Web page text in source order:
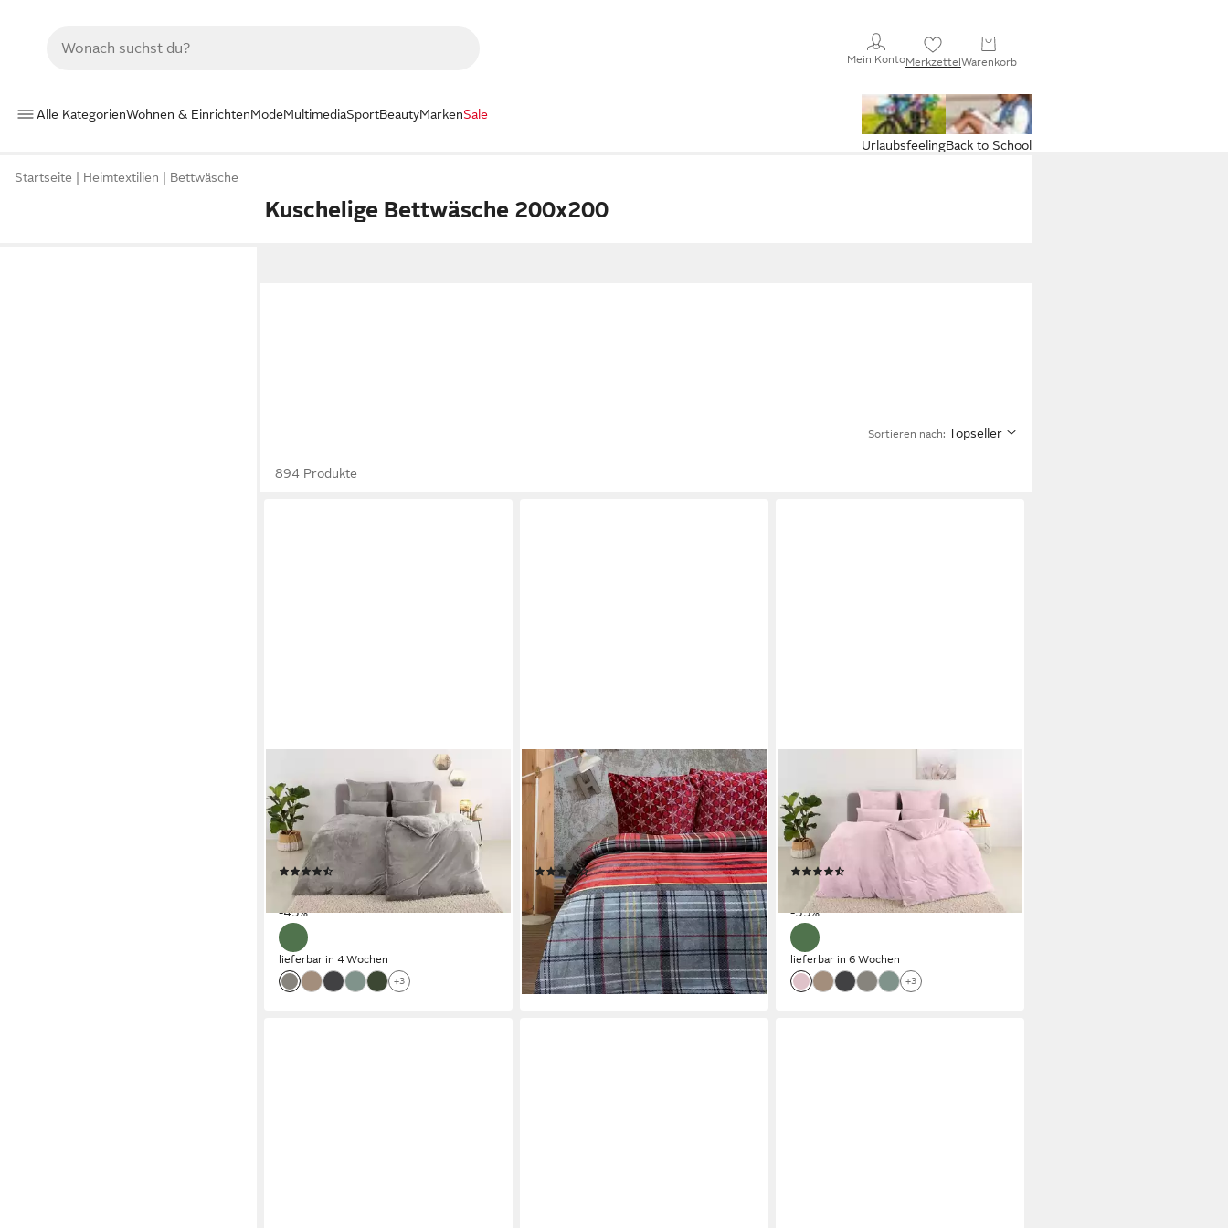
Mein KontoMerkzettelWarenkorb
Alle KategorienWohnen & EinrichtenModeMultimediaSportBeautyMarkenSale
Back to School
Urlaubsfeeling
Startseite Heimtextilien Bettwäsche
Kuschelige Bettwäsche 200x200
Sortieren nach: Topseller
894 Produkte
Bettwäsche Desner3, Microfaser, 2
teilig, Bettwäsche mit
Reißverschluss, Cashmere-Touch,
kuschelig & weich
ab 16,99 € UVP31,00 €
-45%
lieferbar in 4 Wochen
+3
BUYMAX
Bettwäsche Teddy Plüsch Bettezug-
Set, Fleece, 3 teilig, 200x200 cm,
Winter, flauschig, warm, gestreift,
kariert, Rot
(24)
ab 38,90 € UVP48,90 €
-20%
lieferbar - in 2-3 Werktagen bei dir
Bettwäsche Desner3, Microfaser, 3
teilig, Bettwäsche mit
Reißverschluss, Cashmere-Touch,
kuschelig & weich
20,49 € UVP 45,99 €
-55%
lieferbar in 6 Wochen
+3